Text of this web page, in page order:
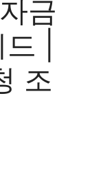
금
|
조